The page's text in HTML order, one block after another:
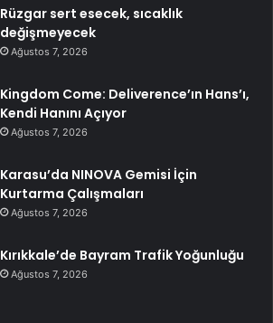
Rüzgar sert esecek, sıcaklık
değişmeyecek
Ağustos 7, 2026
Kingdom Come: Deliverence’ın Hans’ı,
Kendi Hanını Açıyor
Ağustos 7, 2026
Karasu’da NINOVA Gemisi İçin
Kurtarma Çalışmaları
Ağustos 7, 2026
Kırıkkale’de Bayram Trafik Yoğunluğu
Ağustos 7, 2026